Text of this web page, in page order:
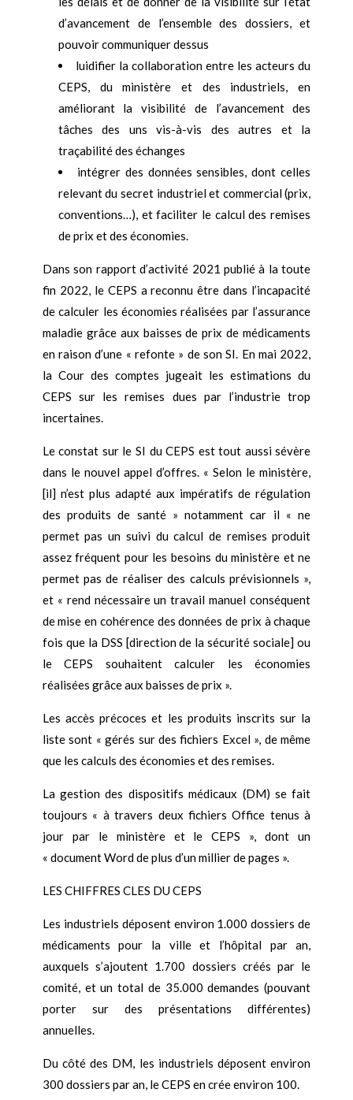
d’avancement de l’ensemble des dossiers, et
pouvoir communiquer dessus
luidifier la collaboration entre les acteurs du
CEPS, du ministère et des industriels, en
améliorant la visibilité de l’avancement des
tâches des uns vis-à-vis des autres et la
traçabilité des échanges
intégrer des données sensibles, dont celles
relevant du secret industriel et commercial (prix,
conventions…), et faciliter le calcul des remises
de prix et des économies.
Dans son rapport d’activité 2021 publié à la toute
fin 2022, le CEPS a reconnu être dans l’incapacité
de calculer les économies réalisées par l’assurance
maladie grâce aux baisses de prix de médicaments
en raison d’une « refonte » de son SI. En mai 2022,
la Cour des comptes jugeait les estimations du
CEPS sur les remises dues par l’industrie trop
incertaines.
Le constat sur le SI du CEPS est tout aussi sévère
dans le nouvel appel d’offres. « Selon le ministère,
[il] n’est plus adapté aux impératifs de régulation
des produits de santé » notamment car il « ne
permet pas un suivi du calcul de remises produit
assez fréquent pour les besoins du ministère et ne
permet pas de réaliser des calculs prévisionnels »,
et « rend nécessaire un travail manuel conséquent
de mise en cohérence des données de prix à chaque
fois que la DSS [direction de la sécurité sociale] ou
le CEPS souhaitent calculer les économies
réalisées grâce aux baisses de prix ».
Les accès précoces et les produits inscrits sur la
liste sont « gérés sur des fichiers Excel », de même
que les calculs des économies et des remises.
La gestion des dispositifs médicaux (DM) se fait
toujours « à travers deux fichiers Office tenus à
jour par le ministère et le CEPS », dont un
« document Word de plus d’un millier de pages ».
LES CHIFFRES CLES DU CEPS
Les industriels déposent environ 1.000 dossiers de
médicaments pour la ville et l’hôpital par an,
auxquels s’ajoutent 1.700 dossiers créés par le
comité, et un total de 35.000 demandes (pouvant
porter sur des présentations différentes)
annuelles.
Du côté des DM, les industriels déposent environ
300 dossiers par an, le CEPS en crée environ 100.